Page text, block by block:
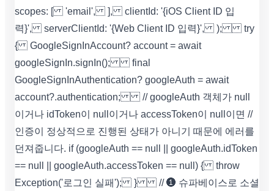
scopes: [ 'email', ], clientId: '{iOS Client ID 입
력}', serverClientId: '{Web Client ID 입력}', ); try
{ GoogleSignInAccount? account = await
googleSignIn.signIn(); final
GoogleSignInAuthentication? googleAuth = await
account?.authentication; // googleAuth 객체가 null
이거나 idToken이 null이거나 accessToken이 null이면 //
인증이 정상적으로 진행된 상태가 아니기 때문에 에러를
던져줍니다. if (googleAuth == null || googleAuth.idToken
== null || googleAuth.accessToken == null) { throw
Exception('로그인 실패'); } // ❶ 슈파베이스로 소셜